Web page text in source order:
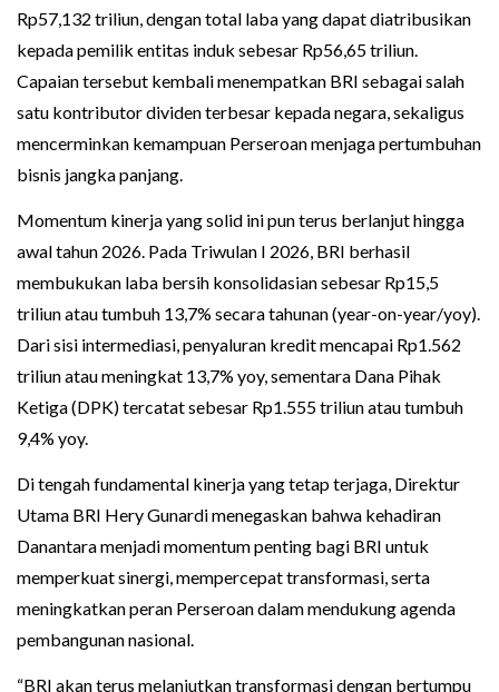
Rp57,132 triliun, dengan total laba yang dapat diatribusikan
kepada pemilik entitas induk sebesar Rp56,65 triliun.
Capaian tersebut kembali menempatkan BRI sebagai salah
satu kontributor dividen terbesar kepada negara, sekaligus
mencerminkan kemampuan Perseroan menjaga pertumbuhan
bisnis jangka panjang.
Momentum kinerja yang solid ini pun terus berlanjut hingga
awal tahun 2026. Pada Triwulan I 2026, BRI berhasil
membukukan laba bersih konsolidasian sebesar Rp15,5
triliun atau tumbuh 13,7% secara tahunan (year-on-year/yoy).
Dari sisi intermediasi, penyaluran kredit mencapai Rp1.562
triliun atau meningkat 13,7% yoy, sementara Dana Pihak
Ketiga (DPK) tercatat sebesar Rp1.555 triliun atau tumbuh
9,4% yoy.
Di tengah fundamental kinerja yang tetap terjaga, Direktur
Utama BRI Hery Gunardi menegaskan bahwa kehadiran
Danantara menjadi momentum penting bagi BRI untuk
memperkuat sinergi, mempercepat transformasi, serta
meningkatkan peran Perseroan dalam mendukung agenda
pembangunan nasional.
“BRI akan terus melanjutkan transformasi dengan bertumpu